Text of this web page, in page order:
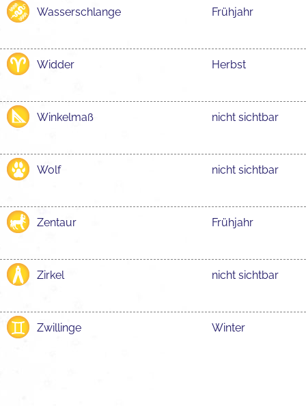
Wasserschlange Frühjahr
Widder Herbst
Winkelmaß nicht sichtbar
Wolf nicht sichtbar
Zentaur Frühjahr
Zirkel nicht sichtbar
Zwillinge Winter